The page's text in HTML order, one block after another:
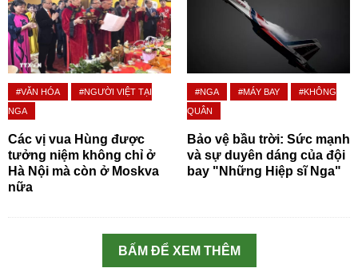
#VĂN HÓA
#NGƯỜI VIỆT TẠI
NGA
Các vị vua Hùng được
tưởng niệm không chỉ ở
Hà Nội mà còn ở Moskva
nữa
#NGA #MÁY BAY
#KHÔNG
QUÂN
Bảo vệ bầu trời: Sức mạnh
và sự duyên dáng của đội
bay "Những Hiệp sĩ Nga"
BẤM ĐỂ XEM THÊM